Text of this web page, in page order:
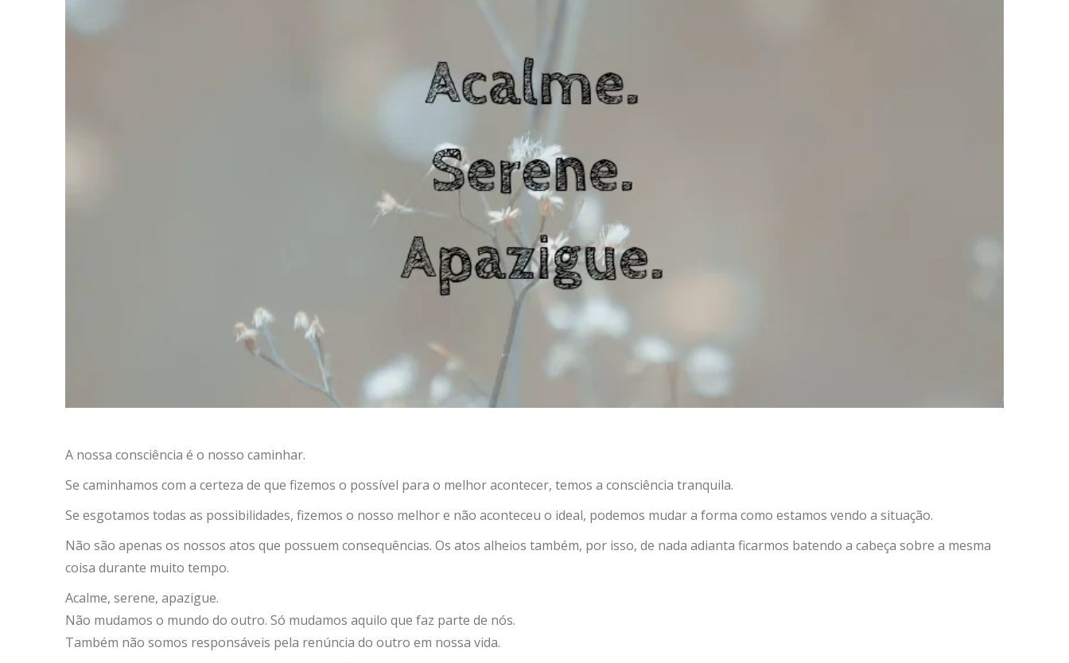
A nossa consciência é o nosso caminhar.
Se caminhamos com a certeza de que fizemos o possível para o melhor acontecer, temos a consciência tranquila.
Se esgotamos todas as possibilidades, fizemos o nosso melhor e não aconteceu o ideal, podemos mudar a forma como estamos vendo a situação.
Não são apenas os nossos atos que possuem consequências. Os atos alheios também, por isso, de nada adianta ficarmos batendo a cabeça sobre a mesma
coisa durante muito tempo.
Acalme, serene, apazigue.
Não mudamos o mundo do outro. Só mudamos aquilo que faz parte de nós.
Também não somos responsáveis pela renúncia do outro em nossa vida.